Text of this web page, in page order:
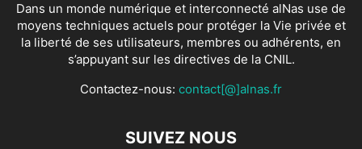
Dans un monde numérique et interconnecté alNas use de
moyens techniques actuels pour protéger la Vie privée et
la liberté de ses utilisateurs, membres ou adhérents, en
s’appuyant sur les directives de la CNIL.
Contactez-nous: contact[@]alnas.fr
SUIVEZ NOUS